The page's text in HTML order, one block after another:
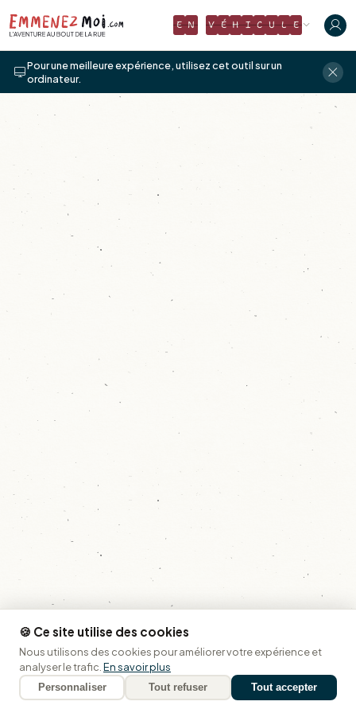
E N V É H I C U L E
Pour une meilleure expérience, utilisez cet outil sur un
ordinateur.
Planifier un itinéraire
🍪 Ce site utilise des cookies
Nous utilisons des cookies pour améliorer votre expérience et
analyser le trafic. En savoir plus
Personnaliser Tout refuser Tout accepter